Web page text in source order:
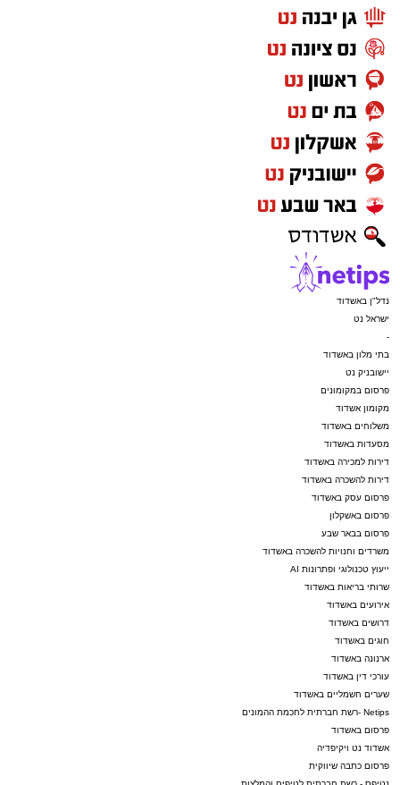
נדל"ן באשדוד
ישראל נט
-
בתי מלון באשדוד
יישובניק נט
פרסום במקומונים
מקומון אשדוד
משלוחים באשדוד
מסעדות באשדוד
דירות למכירה באשדוד
דירות להשכרה באשדוד
פרסום עסק באשדוד
פרסום באשקלון
פרסום בבאר שבע
משרדים וחנויות להשכרה באשדוד
ייעוץ טכנולוגי ופתרונות AI
שרותי בריאות באשדוד
אירועים באשדוד
דרושים באשדוד
חוגים באשדוד
ארנונה באשדוד
עורכי דין באשדוד
שערים חשמליים באשדוד
Netips -רשת חברתית לחכמת ההמונים
פרסום באשדוד
אשדוד נט ויקיפדיה
פרסום כתבה שיווקית